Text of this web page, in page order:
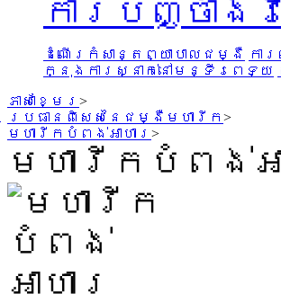
ការបញ្ចាំង
ដំណើរកំសាន្តព្យាបាលជម្ងឺ
កា
ក្នុងការស្នាក់នៅមន្ទីរពេទ្យ
ភាសាខ្មែរ >
ប្រធានពិសេសនៃជម្ងឺមហារីក >
មហារីកបំពង់អាហារ >
មហារីកបំពង់អា